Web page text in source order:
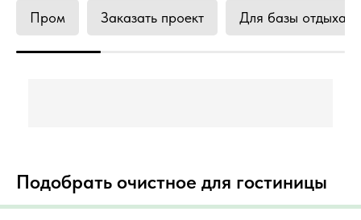
Пром Заказать проект Для базы отдыха
Подобрать очистное для гостиницы